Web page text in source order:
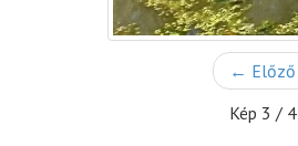
← Előző
Kép 3 / 4